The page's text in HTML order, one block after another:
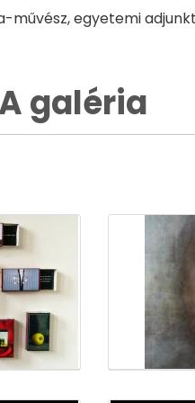
művész, egyetemi
galéria